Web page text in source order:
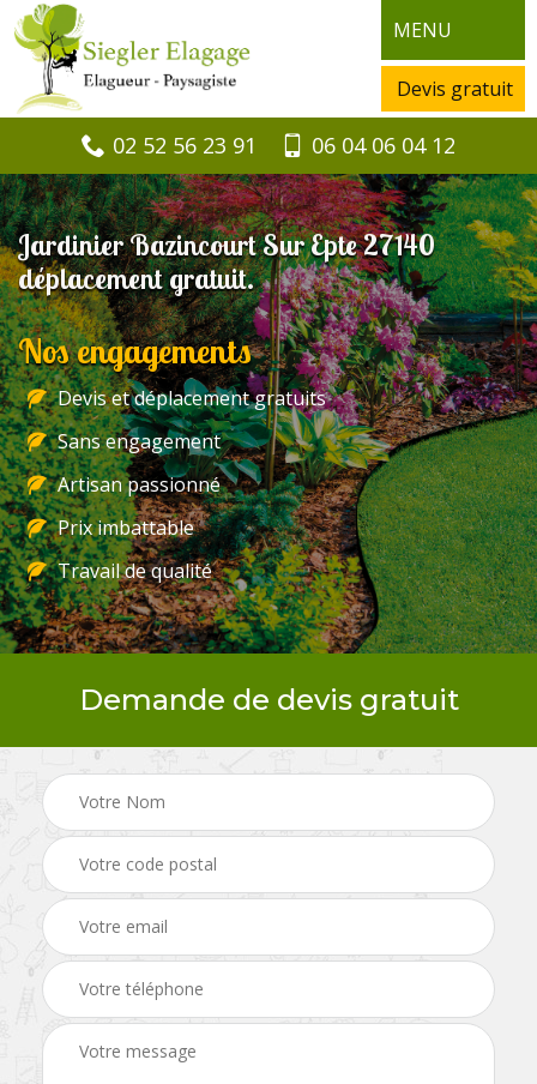
MENU
Devis gratuit
02 52 56 23 91 06 04 06 04 12
Jardinier Bazincourt Sur Epte 27140
déplacement gratuit.
Nos engagements
Devis et déplacement gratuits
Sans engagement
Artisan passionné
Prix imbattable
Travail de qualité
Demande de devis gratuit